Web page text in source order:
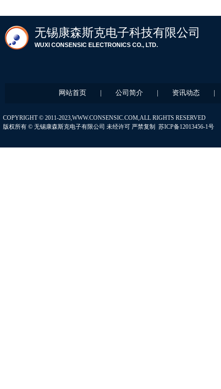
网站首页 公司简介 资讯动态
无锡康森斯克电子科技有限公司
WUXI CONSENSIC ELECTRONICS CO., LTD.
COPYRIGHT © 2011-2023,WWW.CONSENSIC.COM,ALL RIGHTS RESERVED
版权所有 © 无锡康森斯克电子有限公司 未经许可 严禁复制 苏ICP备12013456-1号